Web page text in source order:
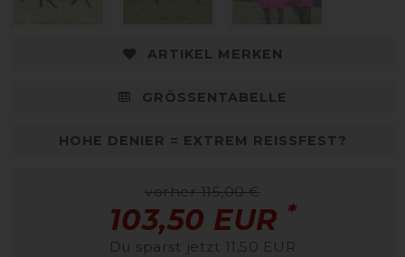
ARTIKEL MERKEN
GRÖSSENTABELLE
HOHE DENIER = EXTREM REISSFEST?
vorher 115,00 €
103,50 EUR *
Du sparst jetzt 11,50 EUR